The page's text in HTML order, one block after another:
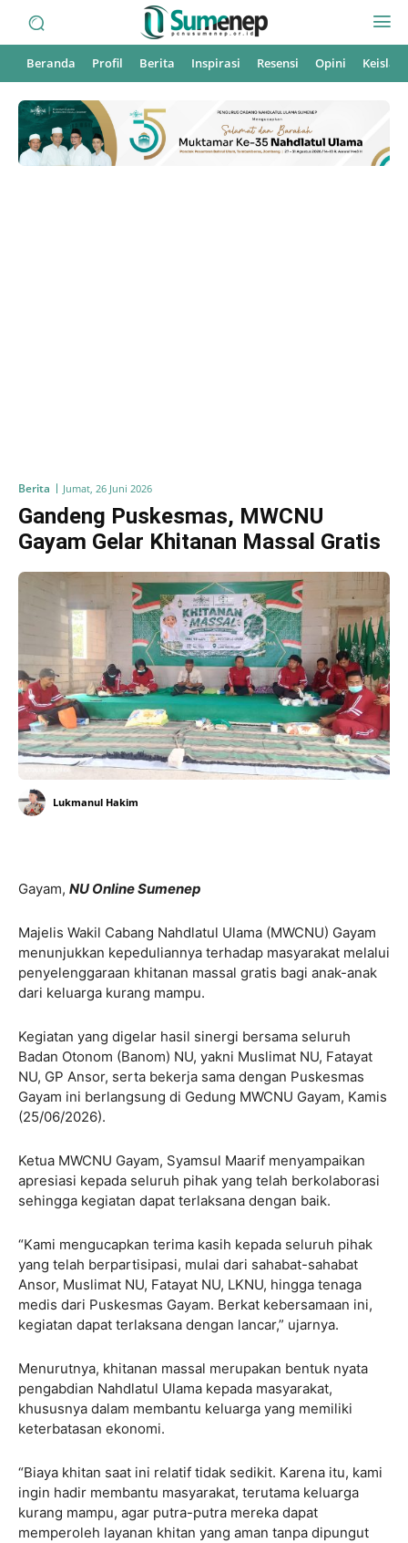
Beranda Profil Berita Inspirasi Resensi Opini
Berita Jumat, 26 Juni 2026
Gandeng Puskesmas, MWCNU
Gayam Gelar Khitanan Massal Gratis
Lukmanul Hakim
Gayam, NU Online Sumenep
Majelis Wakil Cabang Nahdlatul Ulama (MWCNU) Gayam
menunjukkan kepeduliannya terhadap masyarakat melalui
penyelenggaraan khitanan massal gratis bagi anak-anak
dari keluarga kurang mampu.
Kegiatan yang digelar hasil sinergi bersama seluruh
Badan Otonom (Banom) NU, yakni Muslimat NU, Fatayat
NU, GP Ansor, serta bekerja sama dengan Puskesmas
Gayam ini berlangsung di Gedung MWCNU Gayam, Kamis
(25/06/2026).
Ketua MWCNU Gayam, Syamsul Maarif menyampaikan
apresiasi kepada seluruh pihak yang telah berkolaborasi
sehingga kegiatan dapat terlaksana dengan baik.
“Kami mengucapkan terima kasih kepada seluruh pihak
yang telah berpartisipasi, mulai dari sahabat-sahabat
Ansor, Muslimat NU, Fatayat NU, LKNU, hingga tenaga
medis dari Puskesmas Gayam. Berkat kebersamaan ini,
kegiatan dapat terlaksana dengan lancar,” ujarnya.
Menurutnya, khitanan massal merupakan bentuk nyata
pengabdian Nahdlatul Ulama kepada masyarakat,
khususnya dalam membantu keluarga yang memiliki
keterbatasan ekonomi.
“Biaya khitan saat ini relatif tidak sedikit. Karena itu, kami
ingin hadir membantu masyarakat, terutama keluarga
kurang mampu, agar putra-putra mereka dapat
memperoleh layanan khitan yang aman tanpa dipungut